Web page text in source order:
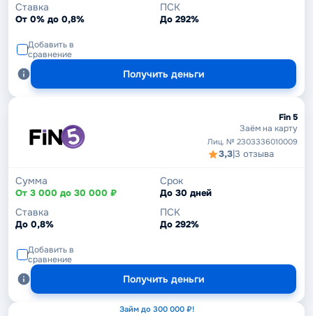
Ставка
От 0% до 0,8%
ПСК
До 292%
Добавить в
сравнение
Получить деньги
Fin 5
Заём на карту
Лиц. № 2303336010009
3,3|3 отзыва
Сумма
От 3 000 до 30 000 ₽
Срок
До 30 дней
Ставка
До 0,8%
ПСК
До 292%
Добавить в
сравнение
Получить деньги
Займ до 300 000 ₽!